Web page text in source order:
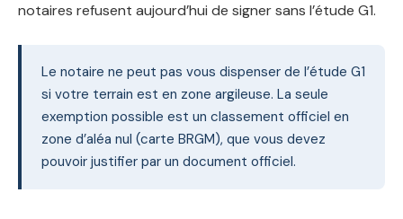
notaires refusent aujourd’hui de signer sans l’étude G1.
Le notaire ne peut pas vous dispenser de l’étude G1
si votre terrain est en zone argileuse. La seule
exemption possible est un classement officiel en
zone d’aléa nul (carte BRGM), que vous devez
pouvoir justifier par un document officiel.